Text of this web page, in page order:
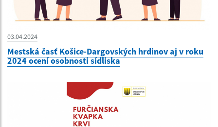
03.04.2024
Mestská časť Košice-Dargovských hrdinov aj v roku
2024 ocení osobnosti sídliska